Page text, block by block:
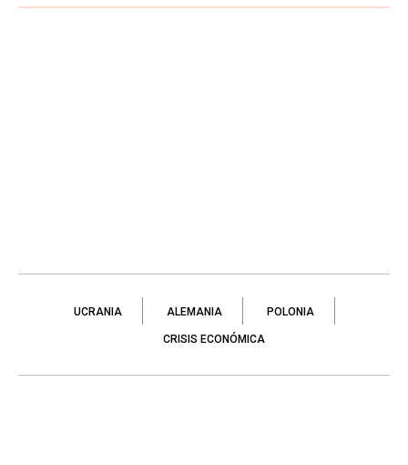
UCRANIA ALEMANIA POLONIA
CRISIS ECONÓMICA